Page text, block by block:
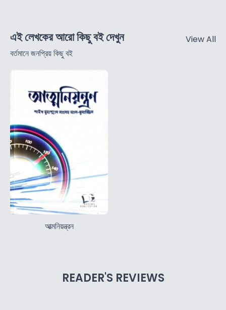
এই লেখকের আরো কিছু বই দেখুন
বর্তমানে জনপ্রিয় কিছু বই
View All
আত্মনিয়ন্ত্রন
READER'S REVIEWS